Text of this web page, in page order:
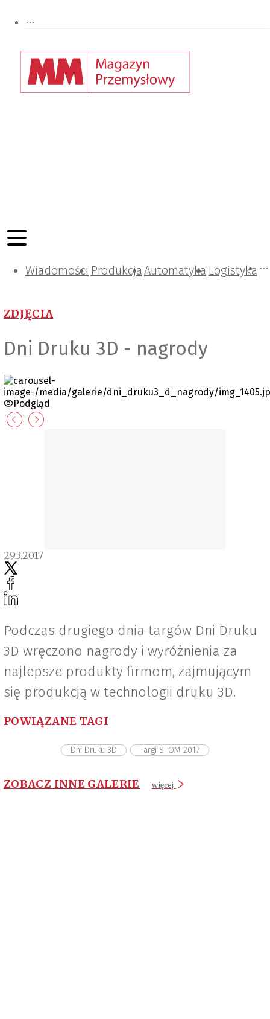
Wiadomości ProdukcjaAutomatyka Logistyka
Projektowanie i konstrukcje
Zarządzanie i IT
Tematy specjalne
ZDJĘCIA
Dni Druku 3D - nagrody
Podgląd
29.3.2017
Podczas drugiego dnia targów Dni Druku
3D wręczono nagrody i wyróżnienia za
najlepsze produkty firmom, zajmującym
się produkcją w technologii druku 3D.
POWIĄZANE TAGI
Dni Druku 3D Targi STOM 2017
ZOBACZ INNE GALERIE więcej